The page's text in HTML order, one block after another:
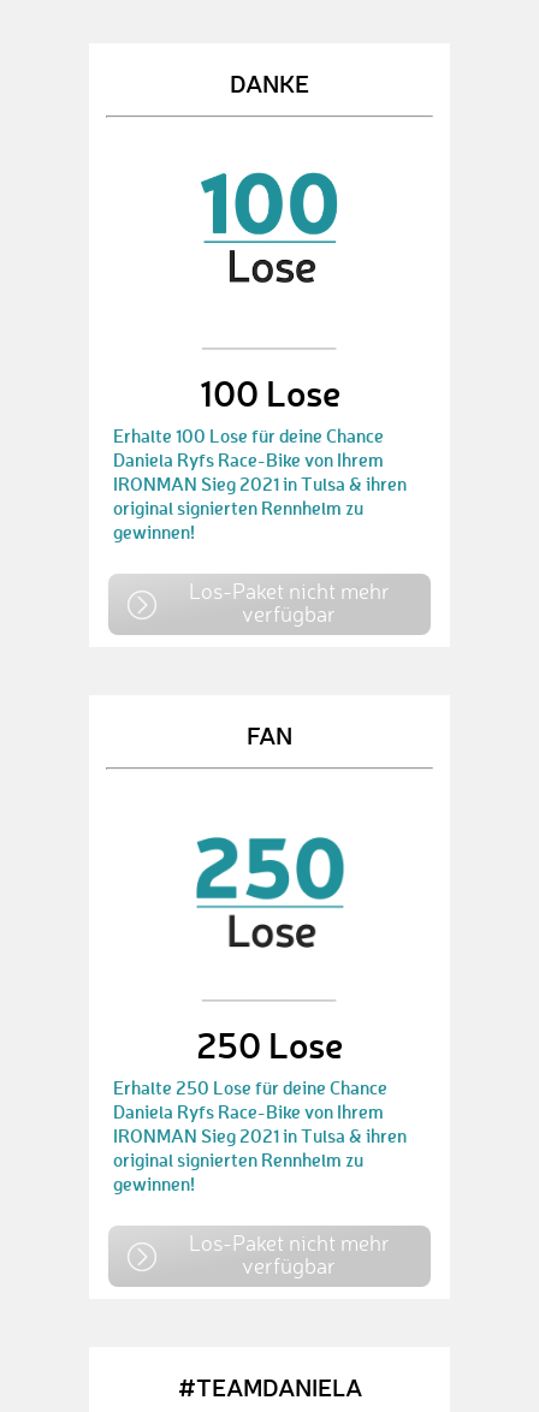
DANKE
100 Lose
Erhalte 100 Lose für deine Chance
Daniela Ryfs Race-Bike von Ihrem
IRONMAN Sieg 2021 in Tulsa & ihren
original signierten Rennhelm zu
gewinnen!
Los-Paket nicht mehr
verfügbar
FAN
250 Lose
Erhalte 250 Lose für deine Chance
Daniela Ryfs Race-Bike von Ihrem
IRONMAN Sieg 2021 in Tulsa & ihren
original signierten Rennhelm zu
gewinnen!
Los-Paket nicht mehr
verfügbar
#TEAMDANIELA